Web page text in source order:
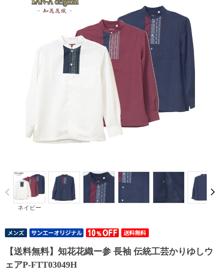
ネイビー
Prev
【送料無料】知花花織ー参 長袖 伝統工芸かりゆしウ
ェアP-FTT03049H